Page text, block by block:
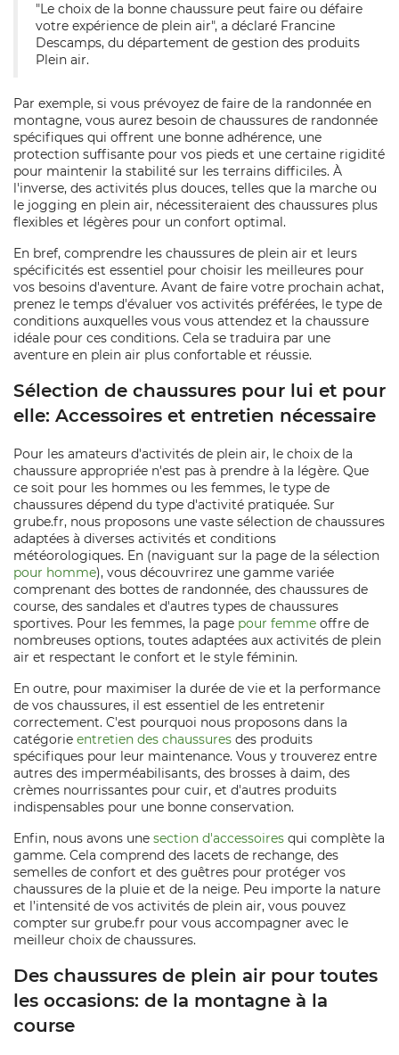
"Le choix de la bonne chaussure peut faire ou défaire
votre expérience de plein air", a déclaré Francine
Descamps, du département de gestion des produits
Plein air.
Par exemple, si vous prévoyez de faire de la randonnée en
montagne, vous aurez besoin de chaussures de randonnée
spécifiques qui offrent une bonne adhérence, une
protection suffisante pour vos pieds et une certaine rigidité
pour maintenir la stabilité sur les terrains difficiles. À
l'inverse, des activités plus douces, telles que la marche ou
le jogging en plein air, nécessiteraient des chaussures plus
flexibles et légères pour un confort optimal.
En bref, comprendre les chaussures de plein air et leurs
spécificités est essentiel pour choisir les meilleures pour
vos besoins d'aventure. Avant de faire votre prochain achat,
prenez le temps d'évaluer vos activités préférées, le type de
conditions auxquelles vous vous attendez et la chaussure
idéale pour ces conditions. Cela se traduira par une
aventure en plein air plus confortable et réussie.
Sélection de chaussures pour lui et pour
elle: Accessoires et entretien nécessaire
Pour les amateurs d'activités de plein air, le choix de la
chaussure appropriée n'est pas à prendre à la légère. Que
ce soit pour les hommes ou les femmes, le type de
chaussures dépend du type d'activité pratiquée. Sur
grube.fr, nous proposons une vaste sélection de chaussures
adaptées à diverses activités et conditions
météorologiques. En (naviguant sur la page de la sélection
pour homme), vous découvrirez une gamme variée
comprenant des bottes de randonnée, des chaussures de
course, des sandales et d'autres types de chaussures
sportives. Pour les femmes, la page pour femme offre de
nombreuses options, toutes adaptées aux activités de plein
air et respectant le confort et le style féminin.
En outre, pour maximiser la durée de vie et la performance
de vos chaussures, il est essentiel de les entretenir
correctement. C'est pourquoi nous proposons dans la
catégorie entretien des chaussures des produits
spécifiques pour leur maintenance. Vous y trouverez entre
autres des imperméabilisants, des brosses à daim, des
crèmes nourrissantes pour cuir, et d'autres produits
indispensables pour une bonne conservation.
Enfin, nous avons une section d'accessoires qui complète la
gamme. Cela comprend des lacets de rechange, des
semelles de confort et des guêtres pour protéger vos
chaussures de la pluie et de la neige. Peu importe la nature
et l’intensité de vos activités de plein air, vous pouvez
compter sur grube.fr pour vous accompagner avec le
meilleur choix de chaussures.
Des chaussures de plein air pour toutes
les occasions: de la montagne à la
course